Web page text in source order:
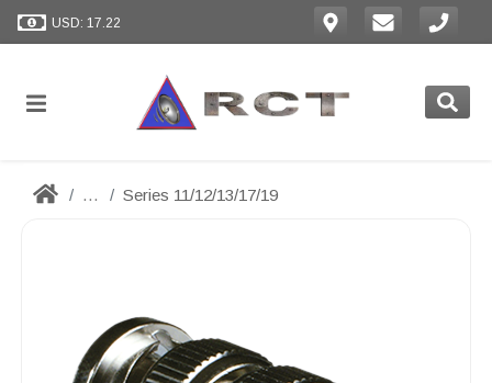
USD: 17.22
... Series 11/12/13/17/19